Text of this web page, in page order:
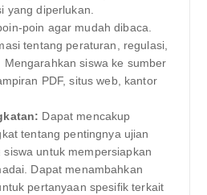
yang diperlukan.
poin agar mudah dibaca.
tentang peraturan, regulasi,
Mengarahkan siswa ke sumber
PDF, situs web, kantor
Dapat mencakup
tentang pentingnya ujian
untuk mempersiapkan
Dapat menambahkan
pertanyaan spesifik terkait